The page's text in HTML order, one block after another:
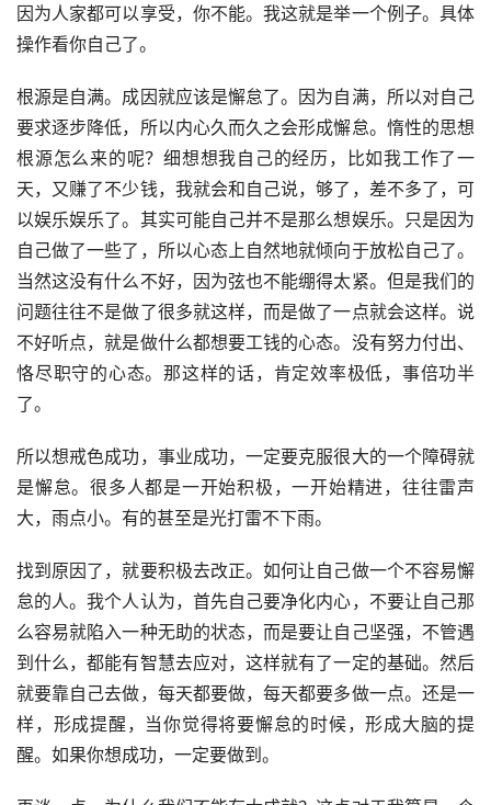
因为人家都可以享受，你不能。我这就是举一个例子。具体
操作看你自己了。
根源是自满。成因就应该是懈怠了。因为自满，所以对自己
要求逐步降低，所以内心久而久之会形成懈怠。惰性的思想
根源怎么来的呢？细想想我自己的经历，比如我工作了一
天，又赚了不少钱，我就会和自己说，够了，差不多了，可
以娱乐娱乐了。其实可能自己并不是那么想娱乐。只是因为
自己做了一些了，所以心态上自然地就倾向于放松自己了。
当然这没有什么不好，因为弦也不能绷得太紧。但是我们的
问题往往不是做了很多就这样，而是做了一点就会这样。说
不好听点，就是做什么都想要工钱的心态。没有努力付出、
恪尽职守的心态。那这样的话，肯定效率极低，事倍功半
了。
所以想戒色成功，事业成功，一定要克服很大的一个障碍就
是懈怠。很多人都是一开始积极，一开始精进，往往雷声
大，雨点小。有的甚至是光打雷不下雨。
找到原因了，就要积极去改正。如何让自己做一个不容易懈
怠的人。我个人认为，首先自己要净化内心，不要让自己那
么容易就陷入一种无助的状态，而是要让自己坚强，不管遇
到什么，都能有智慧去应对，这样就有了一定的基础。然后
就要靠自己去做，每天都要做，每天都要多做一点。还是一
样，形成提醒，当你觉得将要懈怠的时候，形成大脑的提
醒。如果你想成功，一定要做到。